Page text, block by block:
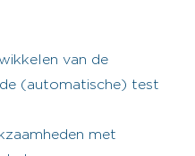
van de
(automatische) test
met